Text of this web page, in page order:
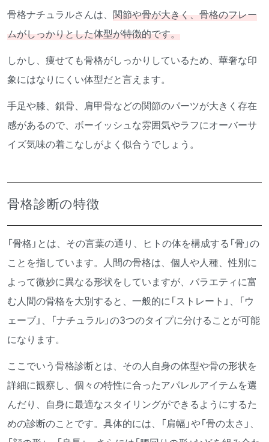
骨格ナチュラルさんは、 関節や骨が大きく、骨格のフレー
ムがしっかりとした体型が特徴的です。
しかし、痩せても骨格がしっかりしているため、華奢な印
象にはなりにくい体型だと言えます。
手足や膝、鎖骨、肩甲骨などの関節のパーツが大きく存在
感があるので、ボーイッシュな雰囲気やラフにオーバーサ
イズ気味の着こなしがよく似合うでしょう。
骨格診断の特徴
「骨格」とは、その言葉の通り、ヒトの体を構成する「骨」の
ことを指しています。人間の骨格は、個人や人種、性別に
よって微妙に異なる形状をしていますが、バラエティに富
む人間の骨格を大別すると、一般的に「ストレート」、「ウ
ェーブ」、「ナチュラル」の3つのタイプに分けることが可能
になります。
ここでいう骨格診断とは、その人自身の体型や骨の形状を
詳細に観察し、個々の特性に合ったアパレルアイテムを選
んだり、自身に最適なスタイリングができるようにするた
めの診断のことです。具体的には、「肩幅」や「骨の太さ」、